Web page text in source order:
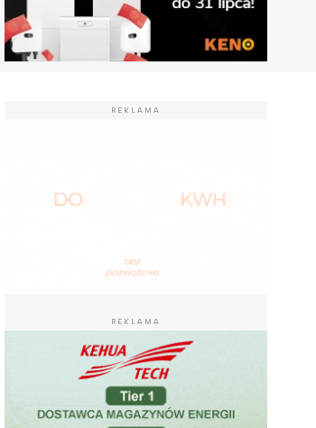
REKLAMA
REKLAMA